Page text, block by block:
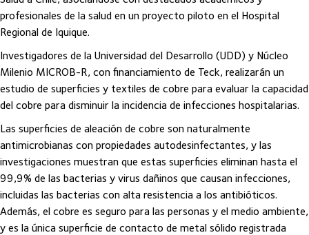
profesionales de la salud en un proyecto piloto en el Hospital
Regional de Iquique.
Investigadores de la Universidad del Desarrollo (UDD) y Núcleo
Milenio MICROB-R, con financiamiento de Teck, realizarán un
estudio de superficies y textiles de cobre para evaluar la capacidad
del cobre para disminuir la incidencia de infecciones hospitalarias.
Las superficies de aleación de cobre son naturalmente
antimicrobianas con propiedades autodesinfectantes, y las
investigaciones muestran que estas superficies eliminan hasta el
99,9% de las bacterias y virus dañinos que causan infecciones,
incluidas las bacterias con alta resistencia a los antibióticos.
Además, el cobre es seguro para las personas y el medio ambiente,
y es la única superficie de contacto de metal sólido registrada